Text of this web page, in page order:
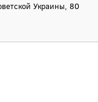
Украины, 80